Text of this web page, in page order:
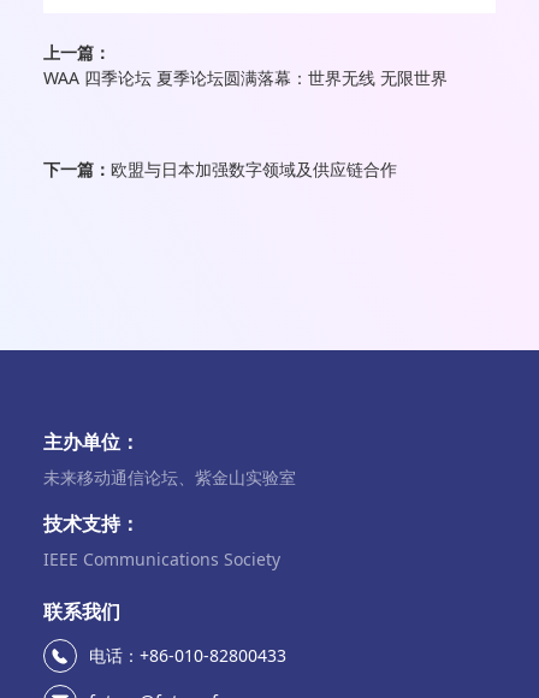
上一篇：
WAA 四季论坛 夏季论坛圆满落幕：世界无线 无限世界
下一篇： 欧盟与日本加强数字领域及供应链合作
主办单位：
未来移动通信论坛、紫金山实验室
技术支持：
IEEE Communications Society
联系我们
电话：+86-010-82800433